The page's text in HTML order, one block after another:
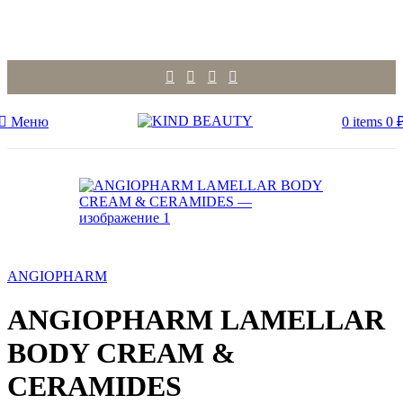
Меню 0 items 0
ANGIOPHARM
ANGIOPHARM LAMELLAR
BODY CREAM &
CERAMIDES